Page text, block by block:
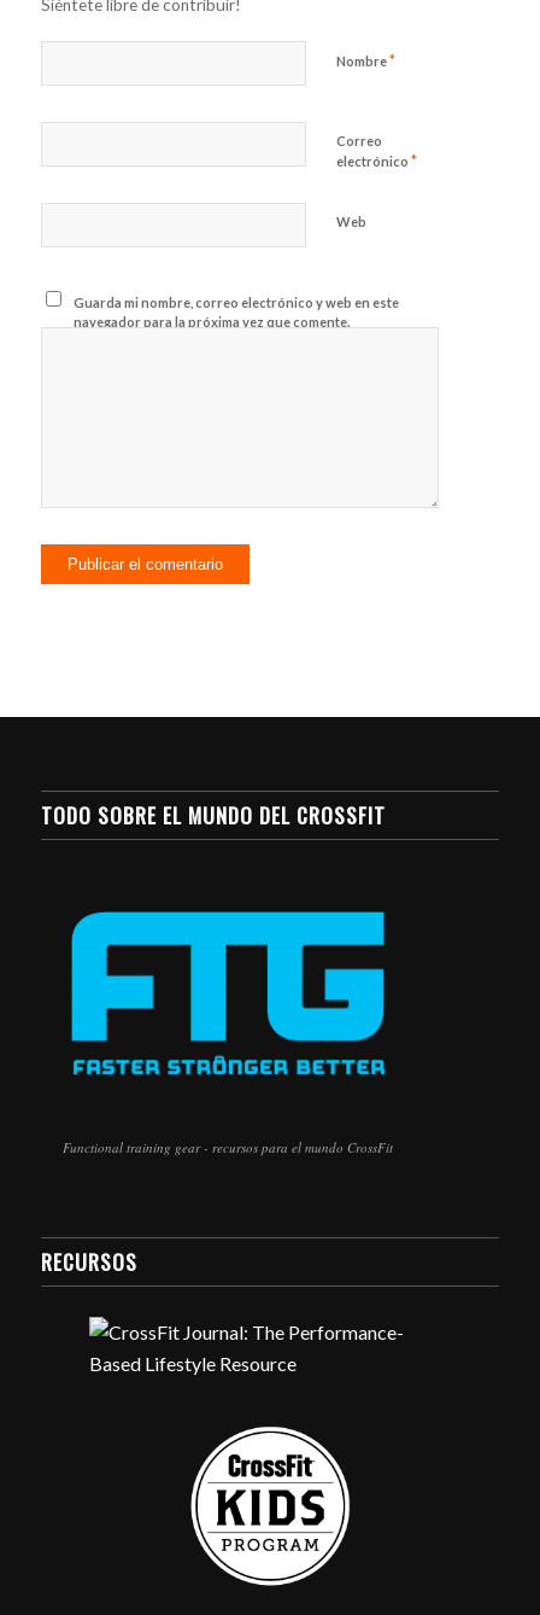
Siéntete libre de contribuir!
Nombre*
Correo
electrónico *
Web
Guarda mi nombre, correo electrónico y web en este
navegador para la próxima vez que comente.
TODO SOBRE EL MUNDO DEL CROSSFIT
Functional training gear - recursos para el mundo CrossFit
RECURSOS